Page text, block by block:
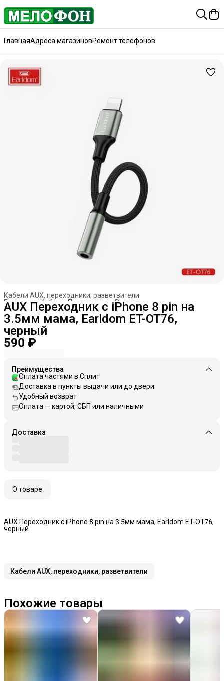
ГлавнаяАдреса магазиновРемонт телефонов
Кабели AUX, переходники, разветвители
Кабели. Переходники. Разветвители
Главная ›
AUX Переходник с iPhone 8 pin на
3.5мм мама, Earldom ET-OT76,
черный
590 ₽
Преимущества
Оплата частями в Сплит
Доставка в пункты выдачи или до двери
Удобный возврат
Оплата — картой, СБП или наличными
Доставка
О товаре
AUX Переходник с iPhone 8 pin на 3.5мм мама, Earldom ET-OT76,
черный
Кабели AUX, переходники, разветвители
Похожие товары